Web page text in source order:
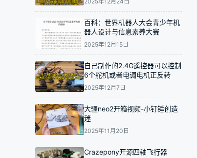
百科：世界机器人大会青少年机
器人设计与信息素养大赛
2025年12月15日
自己制作的2.4G遥控器可以控制
6个舵机或者电调电机正反转
2025年12月7日
大疆neo2开箱视频-小钉锤创造
迷
2025年11月20日
Crazepony开源四轴飞行器